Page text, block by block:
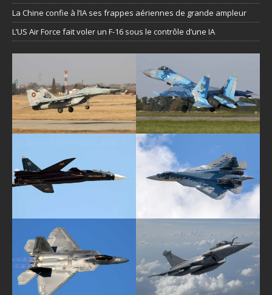
La Chine confie à l’IA ses frappes aériennes de grande ampleur
L’US Air Force fait voler un F-16 sous le contrôle d’une IA